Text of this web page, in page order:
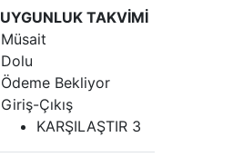
UYGUNLUK TAKVİMİ
Müsait
Dolu
Ödeme Bekliyor
Giriş-Çıkış
KARŞILAŞTIR 3